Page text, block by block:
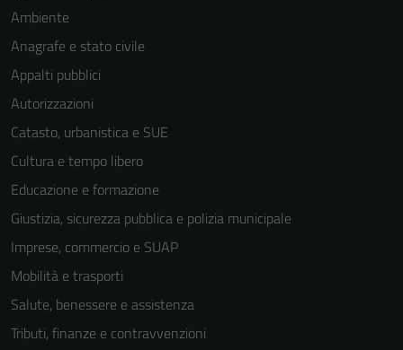
Ambiente
Anagrafe e stato civile
Appalti pubblici
Autorizzazioni
Catasto, urbanistica e SUE
Cultura e tempo libero
Educazione e formazione
Giustizia, sicurezza pubblica e polizia municipale
Imprese, commercio e SUAP
Mobilità e trasporti
Salute, benessere e assistenza
Tributi, finanze e contravvenzioni